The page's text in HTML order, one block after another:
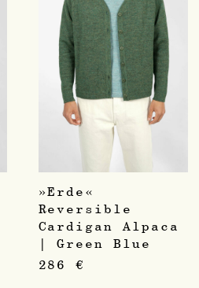
»Erde«
Reversible
Cardigan Alpaca
| Green Blue
286€